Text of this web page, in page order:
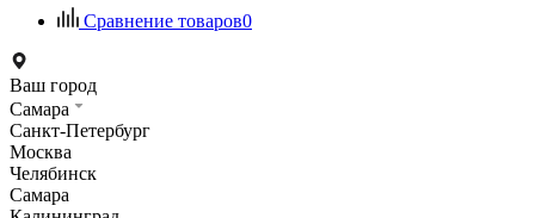
Сравнение товаров0
Ваш город
Самара
Санкт-Петербург
Москва
Челябинск
Самара